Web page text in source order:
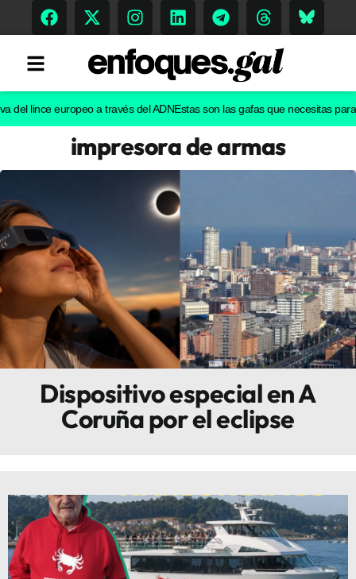
Gastronomía
Escenarios
Sostenibilidad
Innova
europeo a través del ADNEstas son las gafas que necesitas para ver
impresora de armas
Dispositivo especial en A
Coruña por el eclipse